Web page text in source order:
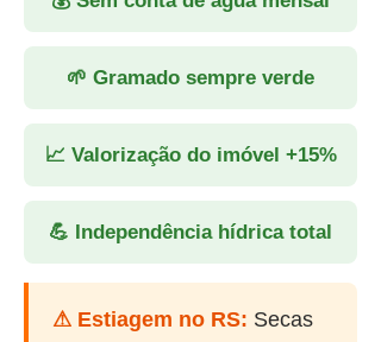
🌱 Gramado sempre verde
📈 Valorização do imóvel +15%
💪 Independência hídrica total
⚠ Estiagem no RS: Secas